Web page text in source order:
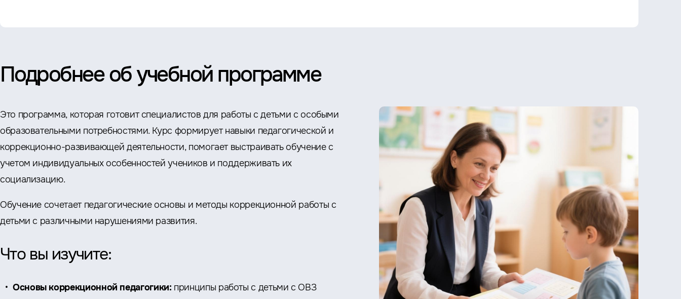
Подробнее об учебной программе
Это программа, которая готовит специалистов для работы с детьми с особыми
образовательными потребностями. Курс формирует навыки педагогической и
коррекционно-развивающей деятельности, помогает выстраивать обучение с
учетом индивидуальных особенностей учеников и поддерживать их
социализацию.
Обучение сочетает педагогические основы и методы коррекционной работы с
детьми с различными нарушениями развития.
Что вы изучите:
Основы коррекционной педагогики: принципы работы с детьми с ОВЗ